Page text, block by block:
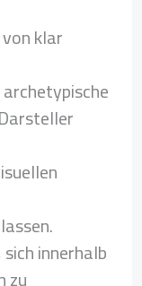
klar
innerhalb